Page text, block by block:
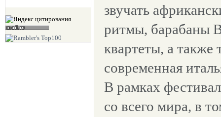
звучать
ритмы, барабаны
квартеты, а также
современная
В рамках
со всего мира, в